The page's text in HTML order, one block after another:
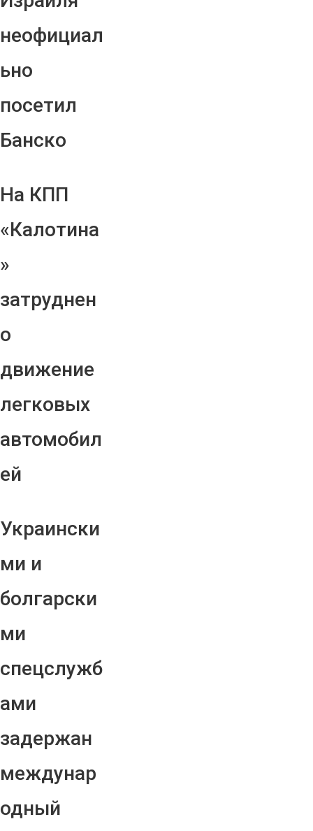
неофициал
ьно
посетил
Банско
На КПП
«Калотина
»
затруднен
о
движение
легковых
автомобил
ей
Украински
ми и
болгарски
ми
спецслужб
ами
задержан
междунар
одный